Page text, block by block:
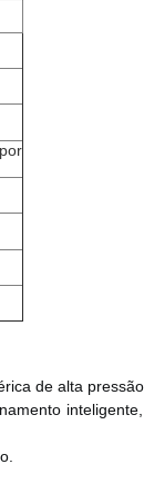
de alta pressão.